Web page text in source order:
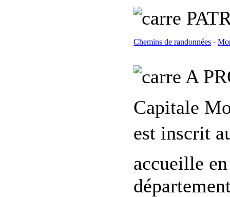
Chemins de randonnées -
A
Capitale
est inscrit
accueille